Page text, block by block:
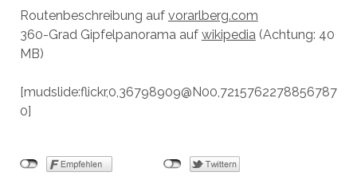
Routenbeschreibung auf vorarlberg.com
360-Grad Gipfelpanorama auf wikipedia(Achtung: 40
MB)
[mudslide:flickr,0,36798909@N00,7215762278856787
0]